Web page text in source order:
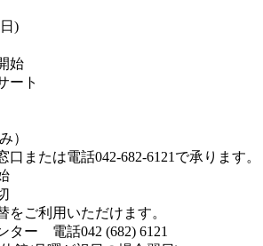
)
始
ート
）
または電話042-682-6121で承ります。
ご利用いただけます。
ター 電話042 (682) 6121